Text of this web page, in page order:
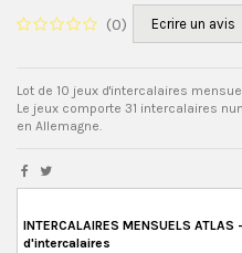
(0) Ecrire un avis
Lot de 10 jeux d'intercalaires
Le jeux comporte 31 intercalaires
en Allemagne.
INTERCALAIRES MENSUELS
d'intercalaires